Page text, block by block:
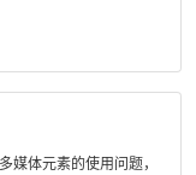
媒体元素的使用问题，